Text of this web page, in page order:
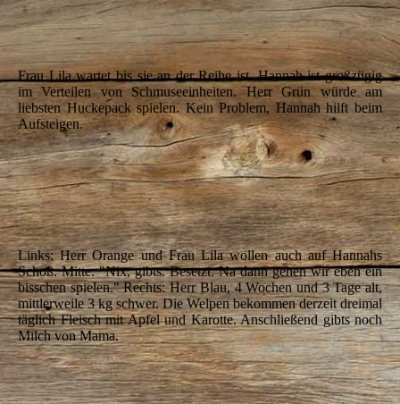
IMG_5745
IMG_5747
Frau Lila wartet bis sie an der Reihe ist. Hannah ist großzügig
im Verteilen von Schmuseeinheiten.Herr Grün würde am
liebsten Huckepack spielen.Kein Problem, Hannah hilft beim
Aufsteigen.
IMG_5753
IMG_5756
IMG_5765
Links: Herr Orange und Frau Lila wollen auch auf Hannahs
Schoß. Mitte:"Nix, gibts. Besetzt. Na dann gehen wir eben ein
bisschen spielen." Rechts:Herr Blau, 4 Wochen und 3 Tage alt,
mittlerweile 3 kg schwer. Die Welpen bekommen derzeit dreimal
täglich Fleisch mit Apfel und Karotte. Anschließend gibts noch
Milch von Mama.
IMG_5769